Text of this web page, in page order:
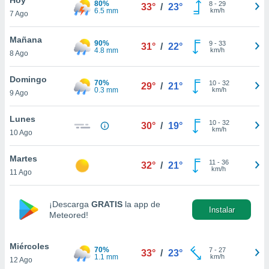
y
en
más
de
cookies
aceptar
7 Ago
80%
6.5 mm
33° / 23° 8- 29
km/h
Mañana
8 Ago
90%
4.8 mm
31° / 22° 9- 33
km/h
Domingo
9 Ago
70%
0.3 mm
29° / 21° 10- 32
km/h
Lunes
10 Ago
30° / 19° 10- 32
km/h
Martes
11 Ago
32° / 21° 11 - 36
km/h
¡Descarga GRATIS la app de
Meteored!
Instalar
Miércoles
12 Ago
70%
1.1 mm
33° / 23° 7- 27
km/h